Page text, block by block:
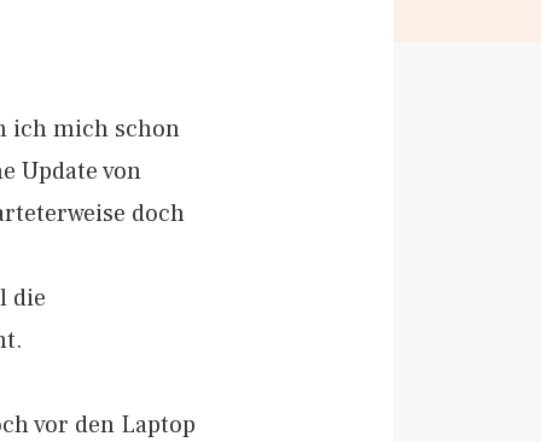
ich mich schon
Update von
doch
die
vor den Laptop